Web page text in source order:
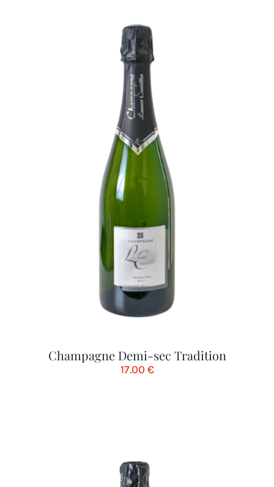
Champagne Demi-sec Tradition
17.00 €